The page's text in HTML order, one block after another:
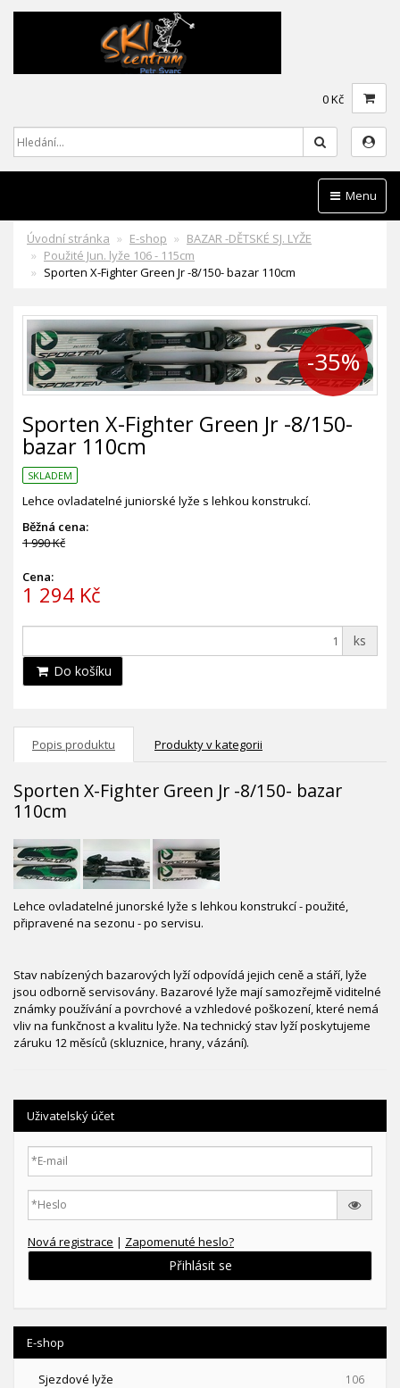
0 Kč
Menu
Úvodní stránka E-shop
BAZAR -DĚTSKÉ SJ. LYŽE
Použité Jun. lyže 106 - 115cm
Sporten X-Fighter Green Jr -8/150- bazar 110cm
-35%
Sporten X-Fighter Green Jr -8/150-
bazar 110cm
SKLADEM
Lehce ovladatelné juniorské lyže s lehkou konstrukcí.
Běžná cena:
1 990 Kč
Cena:
1 294 Kč
ks
Do košíku
Popis produktu Produkty v kategorii
Sporten X-Fighter Green Jr -8/150- bazar
110cm
Lehce ovladatelné junorské lyže s lehkou konstrukcí - použité,
připravené na sezonu - po servisu.
Stav nabízených bazarových lyží odpovídá jejich ceně a stáří, lyže
jsou odborně servisovány. Bazarové lyže mají samozřejmě viditelné
známky používání a povrchové a vzhledové poškození, které nemá
vliv na funkčnost a kvalitu lyže. Na technický stav lyží poskytujeme
záruku 12 měsíců (skluznice, hrany, vázání).
Uživatelský účet
Nová registrace | Zapomenuté heslo?
Přihlásit se
E-shop
Sjezdové lyže 106